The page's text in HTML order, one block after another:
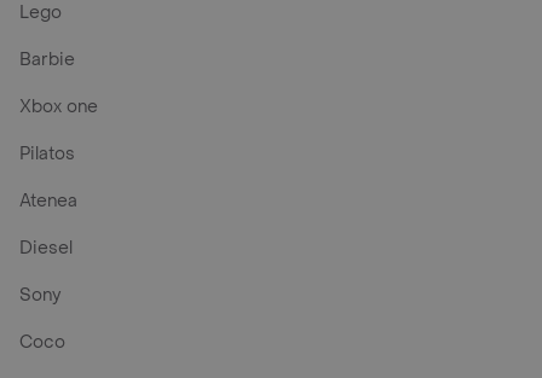
Lego
Barbie
Xbox one
Pilatos
Atenea
Diesel
Sony
Coco